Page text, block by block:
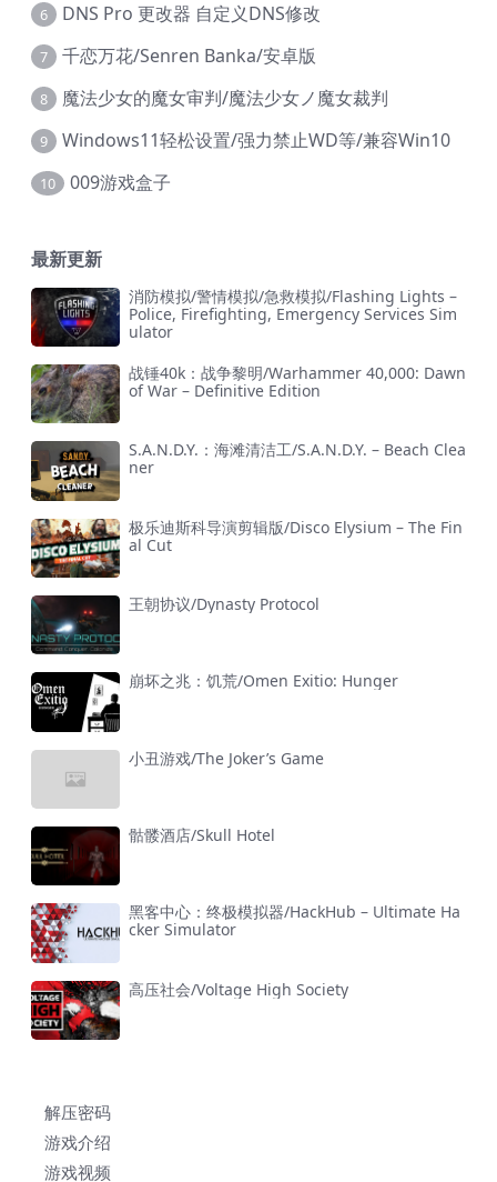
6 DNS Pro 更改器 自定义DNS修改
7 千恋万花/Senren Banka/安卓版
8 魔法少女的魔女审判/魔法少女ノ魔女裁判
9 Windows11轻松设置/强力禁止WD等/兼容Win10
10 009游戏盒子
最新更新
消防模拟/警情模拟/急救模拟/Flashing Lights –
Police, Firefighting, Emergency Services Sim
ulator
战锤40k：战争黎明/Warhammer 40,000: Dawn
of War – Definitive Edition
S.A.N.D.Y.：海滩清洁工/S.A.N.D.Y. – Beach Clea
ner
极乐迪斯科导演剪辑版/Disco Elysium – The Fin
al Cut
王朝协议/Dynasty Protocol
崩坏之兆：饥荒/Omen Exitio: Hunger
小丑游戏/The Joker’s Game
骷髅酒店/Skull Hotel
黑客中心：终极模拟器/HackHub – Ultimate Ha
cker Simulator
高压社会/Voltage High Society
解压密码
游戏介绍
游戏视频